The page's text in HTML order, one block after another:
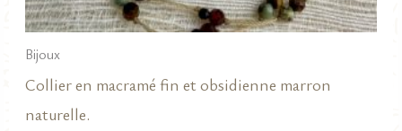
Bijoux
Collier en macramé fin et obsidienne marron
naturelle.